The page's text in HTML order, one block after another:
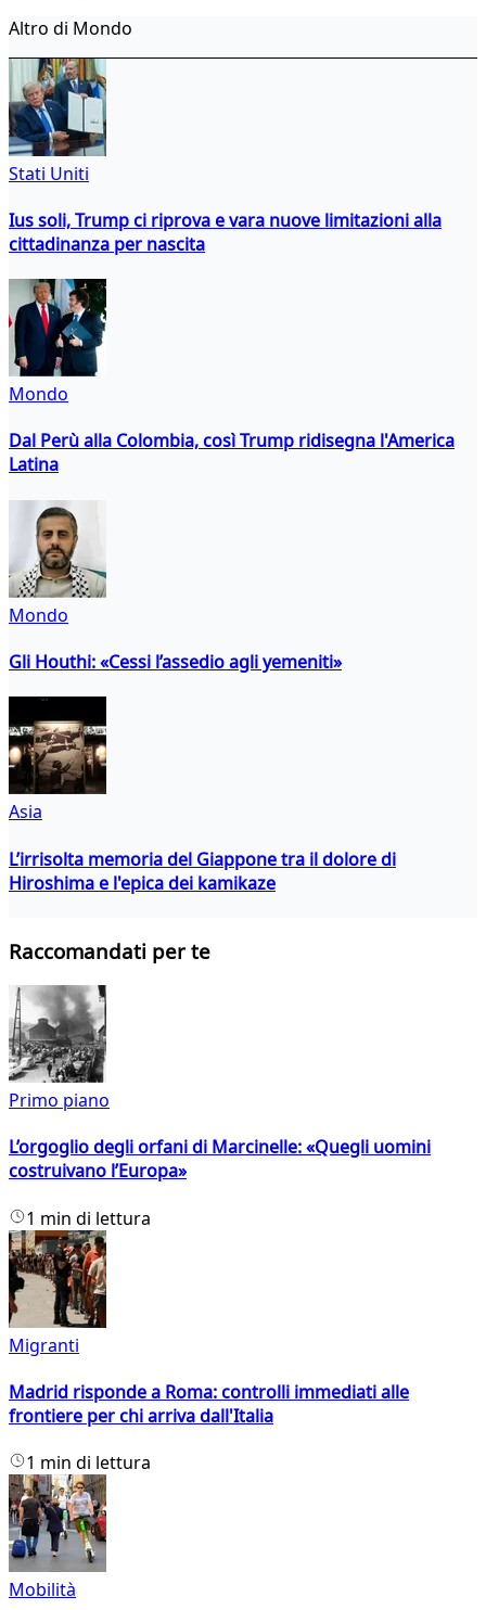
Altro di Mondo
Stati Uniti
Ius soli, Trump ci riprova e vara nuove limitazioni alla
cittadinanza per nascita
Mondo
Dal Perù alla Colombia, così Trump ridisegna l'America
Latina
Mondo
Gli Houthi: «Cessi l’assedio agli yemeniti»
Asia
L’irrisolta memoria del Giappone tra il dolore di
Hiroshima e l'epica dei kamikaze
Raccomandati per te
Primo piano
L’orgoglio degli orfani di Marcinelle: «Quegli uomini
costruivano l’Europa»
1 min di lettura
Migranti
Madrid risponde a Roma: controlli immediati alle
frontiere per chi arriva dall'Italia
1 min di lettura
Mobilità